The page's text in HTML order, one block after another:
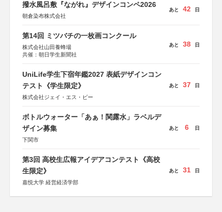
撥水風呂敷『ながれ』デザインコンペ2026
朝倉染布株式会社
あと 42 日
第14回 ミツバチの一枚画コンクール
株式会社山田養蜂場
共催：朝日学生新聞社
あと 38 日
UniLife学生下宿年鑑2027 表紙デザインコン
テスト《学生限定》
株式会社ジェイ・エス・ビー
あと 37 日
ボトルウォーター「あぁ！関露水」ラベルデ
ザイン募集
下関市
あと 6 日
第3回 高校生広報アイデアコンテスト《高校
生限定》
嘉悦大学 経営経済学部
あと 31 日